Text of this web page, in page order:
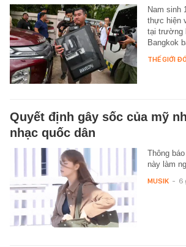
Nam sinh
thực hiện
tại trường
Bangkok
THẾ GIỚI
Quyết định gây sốc của mỹ
nhạc quốc dân
Thông
này làm
MUSIK - 6